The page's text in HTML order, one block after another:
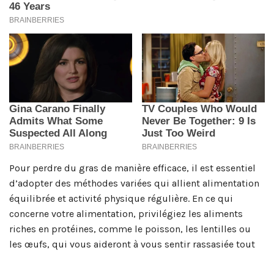
Pour perdre du gras de manière efficace, il est essentiel
d’adopter des méthodes variées qui allient alimentation
équilibrée et activité physique régulière. En ce qui
concerne votre alimentation, privilégiez les aliments
riches en protéines, comme le poisson, les lentilles ou
les œufs, qui vous aideront à vous sentir rassasiée tout